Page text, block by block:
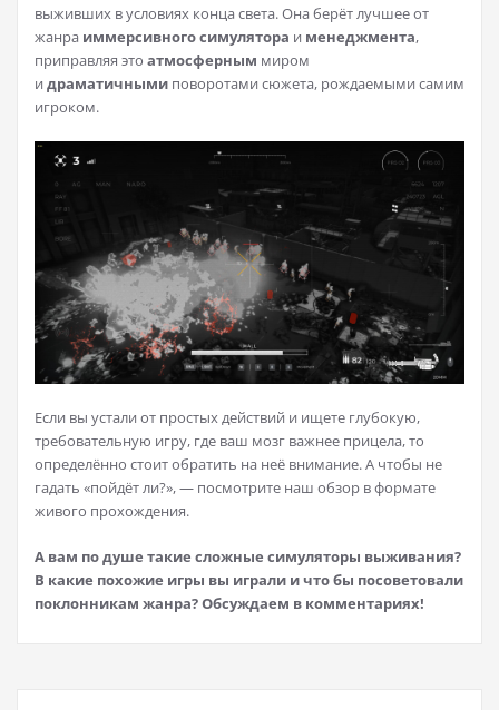
выживших в условиях конца света. Она берёт лучшее от
жанра иммерсивного симулятора и менеджмента,
приправляя это атмосферным миром
и драматичными поворотами сюжета, рождаемыми самим
игроком.
Если вы устали от простых действий и ищете глубокую,
требовательную игру, где ваш мозг важнее прицела, то
определённо стоит обратить на неё внимание. А чтобы не
гадать «пойдёт ли?», — посмотрите наш обзор в формате
живого прохождения.
А вам по душе такие сложные симуляторы выживания?
В какие похожие игры вы играли и что бы посоветовали
поклонникам жанра? Обсуждаем в комментариях!